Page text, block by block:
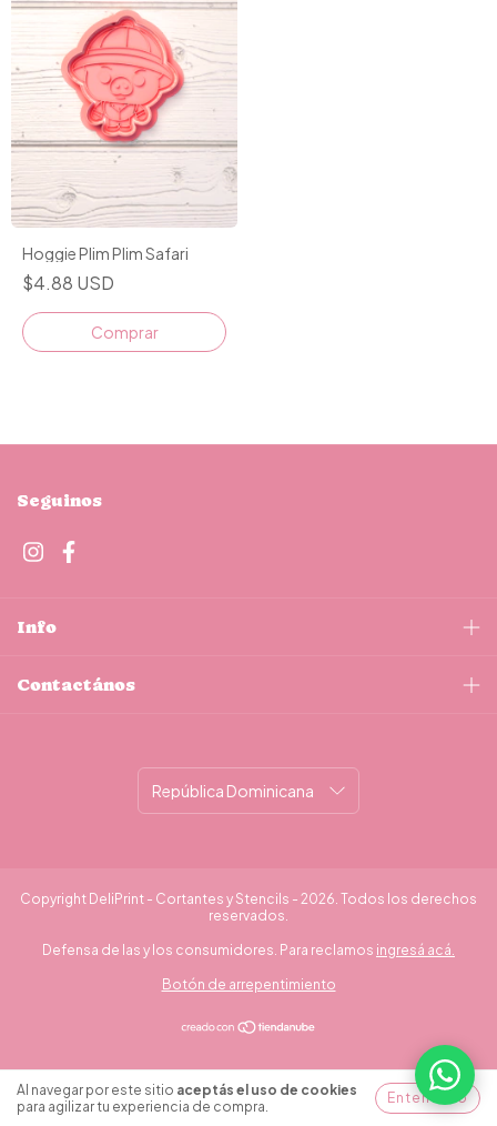
Al navegar por este sitio aceptás el uso de cookies
para agilizar tu experiencia de compra.
Entendido
Hoggie Plim Plim Safari
$4.88 USD
Comprar
Seguinos
Info
Contactános
Copyright DeliPrint - Cortantes y Stencils - 2026. Todos los derechos
reservados.
Defensa de las y los consumidores. Para reclamos ingresá acá.
Botón de arrepentimiento